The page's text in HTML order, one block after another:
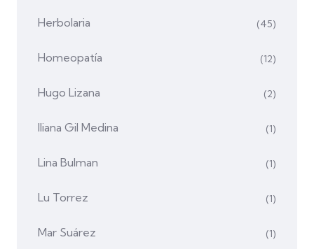
Herbolaria (45)
Homeopatía (12)
Hugo Lizana (2)
Iliana Gil Medina (1)
Lina Bulman (1)
Lu Torrez (1)
Mar Suárez (1)